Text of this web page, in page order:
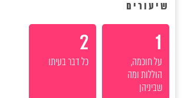
שיעורים
1
על חוכמה,
הוללות ומה
שביניהן
2
כל דבר בעיתו